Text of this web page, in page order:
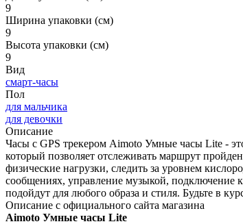
9
Ширина упаковки (см)
9
Высота упаковки (см)
9
Вид
смарт-часы
Пол
для мальчика
для девочки
Описание
Часы с GPS трекером Aimoto Умные часы Lite -
который позволяет отслеживать маршрут
физические нагрузки, следить за уровнем
сообщениях, управление музыкой, подключение
подойдут для любого образа и стиля. Будьте в
Описание с официального сайта магазина
Aimoto Умные часы Lite